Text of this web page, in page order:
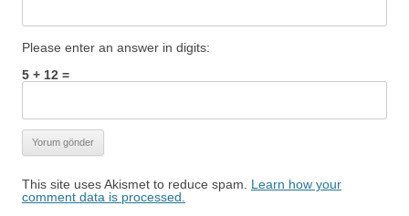
Please enter an answer in digits:
5 + 12 =
This site uses Akismet to reduce spam. Learn how your
comment data is processed.